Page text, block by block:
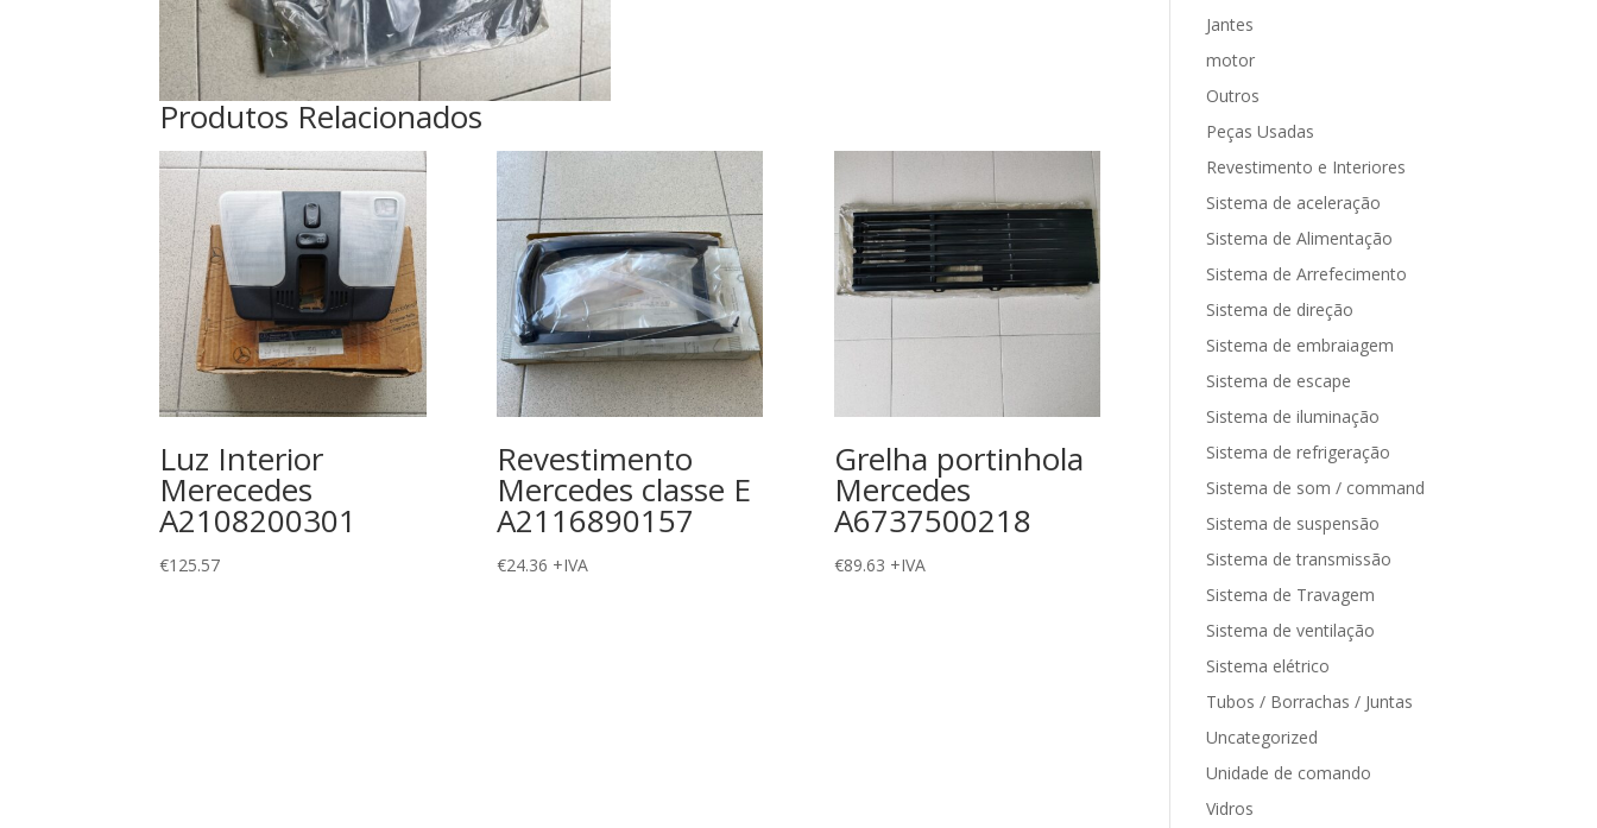
Produtos Relacionados
Luz Interior
Merecedes
A2108200301
€125.57
Revestimento
Mercedes classe E
A2116890157
€24.36 +IVA
Grelha portinhola
Mercedes
A6737500218
€89.63 +IVA
Jantes
motor
Outros
Peças Usadas
Revestimento e Interiores
Sistema de aceleração
Sistema de Alimentação
Sistema de Arrefecimento
Sistema de direção
Sistema de embraiagem
Sistema de escape
Sistema de iluminação
Sistema de refrigeração
Sistema de som / command
Sistema de suspensão
Sistema de transmissão
Sistema de Travagem
Sistema de ventilação
Sistema elétrico
Tubos / Borrachas / Juntas
Uncategorized
Unidade de comando
Vidros